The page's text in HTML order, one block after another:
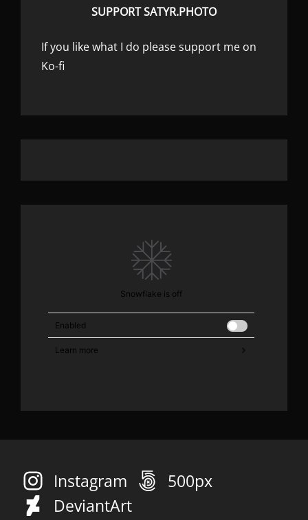
SUPPORT SATYR.PHOTO
If you like what I do please support me on
Ko-fi
Instagram
500px
DeviantArt